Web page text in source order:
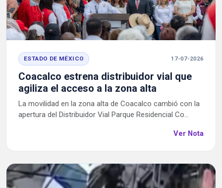
ESTADO DE MÉXICO 17-07-2026
Coacalco estrena distribuidor vial que
agiliza el acceso a la zona alta
La movilidad en la zona alta de Coacalco cambió con la
apertura del Distribuidor Vial Parque Residencial Co...
Ver Nota